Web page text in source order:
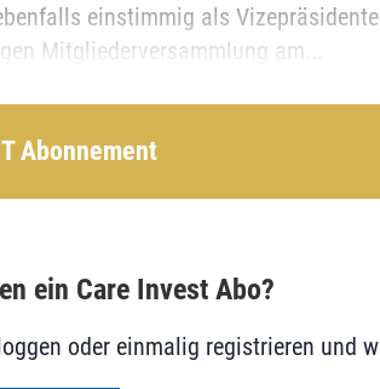
einstimmig als
Mitgliederversammlung am...
Abonnement
ein Care Invest Abo?
oder einmalig registrieren und